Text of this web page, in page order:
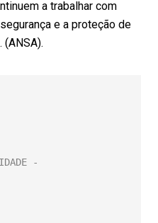
a trabalhar com
e a proteção de
(ANSA).